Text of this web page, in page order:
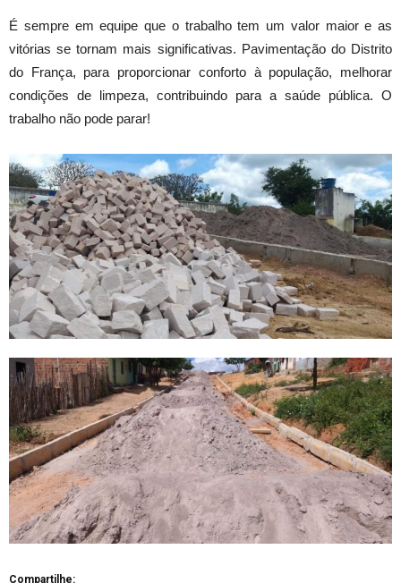
É sempre em equipe que o trabalho tem um valor maior e as
vitórias se tornam mais significativas. Pavimentação do Distrito
do França, para proporcionar conforto à população, melhorar
condições de limpeza, contribuindo para a saúde pública. O
trabalho não pode parar!
Compartilhe: